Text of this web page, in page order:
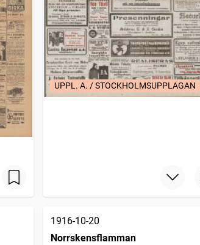
UPPL. A. / STOCKHOLMSUPPLAGAN
1916-10-20
Norrskensflamman